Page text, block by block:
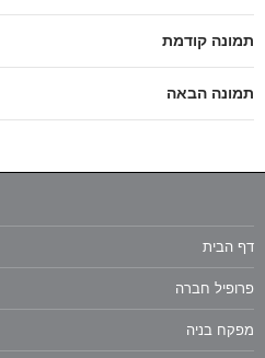
תמונה קודמת
תמונה הבאה
דף הבית
פרופיל חברה
מפקח בניה